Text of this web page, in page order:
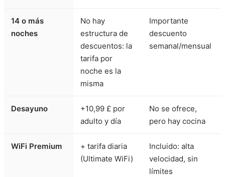
14 o más
noches
No hay
estructura de
descuentos: la
tarifa por
noche es la
misma
Importante
descuento
semanal/mensual
Desayuno
+10,99 £ por
adulto y día
No se ofrece,
pero hay cocina
WiFi Premium
+ tarifa diaria
(Ultimate WiFi)
Incluido: alta
velocidad, sin
límites